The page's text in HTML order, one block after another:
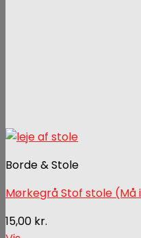
Borde & Stole
Mørkegrå Stof stole
15,00 kr.